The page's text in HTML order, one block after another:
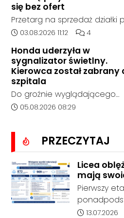
kompleksu leśnego w
raciborskim, w województwie
śląskim.
się bez ofert
Przetarg na sprzedaż działki
Zespole Szkół Technicznych i
Kędzierzynie-Koźlu zakończył
bez rozstrzygnięcia. Mimo
wcześniejszego
terenem ze strony sieci Dino,
postępowania nie zgłosił się
żaden oferent.
Data dodania artykułu:
03.08.2026 11:12 Liczba
4
Honda uderzyła w
sygnalizator świetlny.
Kierowca został zabrany
szpitala
Do groźnie wyglądającego
zdarzenia drogowego doszło
samochodem marki Honda
zjechał z drogi i uderzył w
sygnalizator świetlny.
Data dodania artykułu:
05.08.2026 08:29
PRZECZYTAJ
Licea
mają
wstępne
szkół w
Pierwszy
Data dodania
13.07.2026